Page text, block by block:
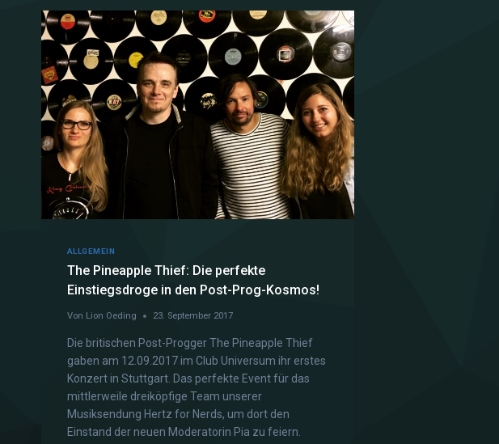
ALLGEMEIN
The Pineapple Thief: Die perfekte
Einstiegsdroge in den Post-Prog-Kosmos!
Von Lion Oeding 23. September 2017
Die britischen Post-Progger The Pineapple Thief
gaben am 12.09.2017 im Club Universum ihr erstes
Konzert in Stuttgart. Das perfekte Event für das
mittlerweile dreiköpfige Team unserer
Musiksendung Hertz for Nerds, um dort den
Einstand der neuen Moderatorin Pia zu feiern.